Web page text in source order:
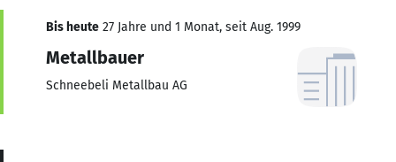
Bis heute 27 Jahre und 1 Monat, seit Aug. 1999
Metallbauer
Schneebeli Metallbau AG